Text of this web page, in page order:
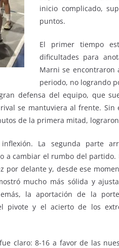
inicio complicado,
puntos.
El primer tiempo
dificultades para
Marni se
periodo, no logrando
defensa del equipo, que
se mantuviera al frente.
de la primera mitad,
La segunda parte
a cambiar el rumbo del
por delante y, desde ese
mucho más sólida y
la aportación de la
pivote y el acierto de los
claro: 8-16 a favor de las